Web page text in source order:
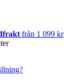
från 1 099 kr